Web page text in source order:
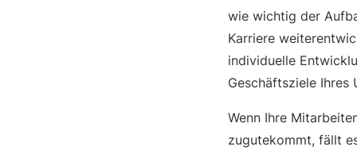
wie wichtig der
Karriere
individuelle
Geschäftsziele Ihres
Wenn Ihre
zugutekommt, fällt